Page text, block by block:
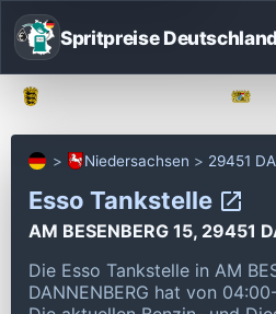
Spritpreise Deutschland
Niedersachsen 29451
Esso Tankstelle
AM BESENBERG 15, 29451
Die Esso Tankstelle in AM
DANNENBERG hat von